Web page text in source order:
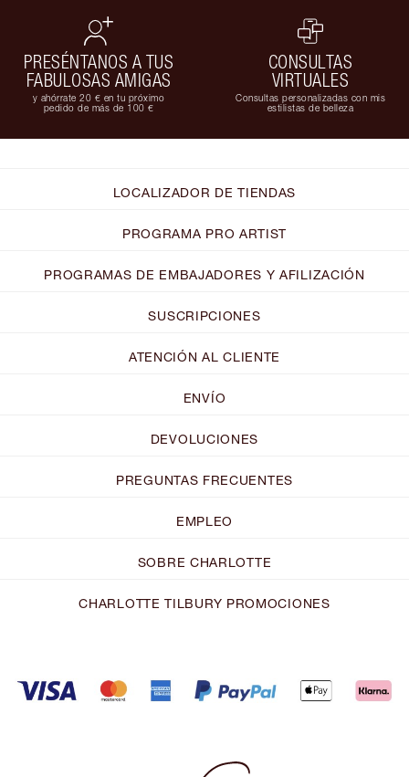
PRESÉNTANOS A TUS
FABULOSAS AMIGAS
y ahórrate 20 € en tu próximo
pedido de más de 100 €
CONSULTAS
VIRTUALES
Consultas personalizadas con mis
estilistas de belleza
LOCALIZADOR DE TIENDAS
PROGRAMA PRO ARTIST
PROGRAMAS DE EMBAJADORES Y AFILIZACIÓN
SUSCRIPCIONES
ATENCIÓN AL CLIENTE
ENVÍO
DEVOLUCIONES
PREGUNTAS FRECUENTES
EMPLEO
SOBRE CHARLOTTE
CHARLOTTE TILBURY PROMOCIONES